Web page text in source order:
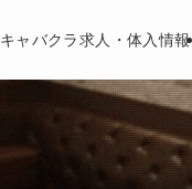
キャバクラ求人・体入情報